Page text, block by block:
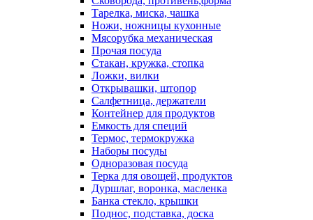
Тарелка, миска, чашка
Ножи, ножницы кухонные
Мясорубка механическая
Прочая посуда
Стакан, кружка, стопка
Ложки, вилки
Открывашки, штопор
Салфетница, держатели
Контейнер для продуктов
Емкость для специй
Термос, термокружка
Наборы посуды
Одноразовая посуда
Терка для овощей, продуктов
Дуршлаг, воронка, масленка
Банка стекло, крышки
Поднос, подставка, доска